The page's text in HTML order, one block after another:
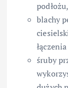
podłożu,
blachy
śruby